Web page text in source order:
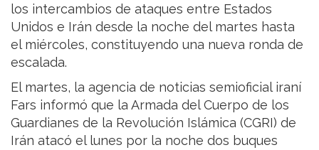
los intercambios de ataques entre Estados
Unidos e Irán desde la noche del martes hasta
el miércoles, constituyendo una nueva ronda de
escalada.
El martes, la agencia de noticias semioficial iraní
Fars informó que la Armada del Cuerpo de los
Guardianes de la Revolución Islámica (CGRI) de
Irán atacó el lunes por la noche dos buques